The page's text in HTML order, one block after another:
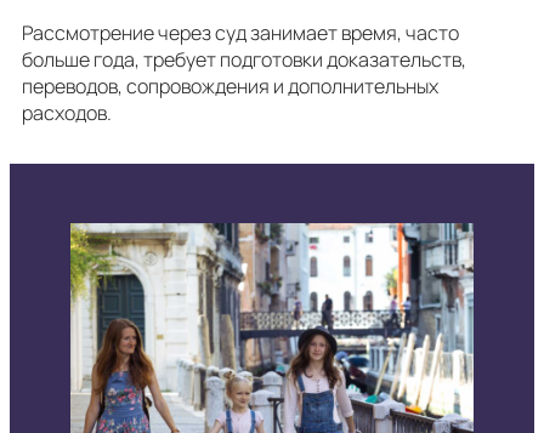
Рассмотрение через суд занимает время, часто
больше года, требует подготовки доказательств,
переводов, сопровождения и дополнительных
расходов.